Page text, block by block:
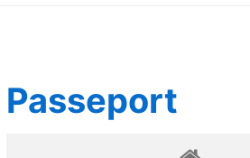
Passeport